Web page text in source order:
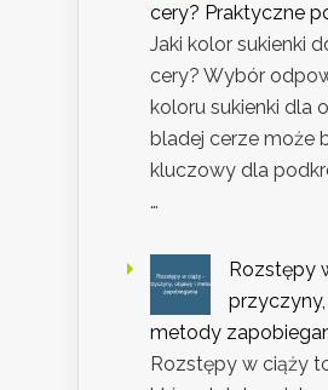
cery? Praktyczne
Jaki kolor sukienki
cery? Wybór
koloru sukienki dla
bladej cerze może
kluczowy dla
…
Rozstępy
metody
Rozstępy w ciąży